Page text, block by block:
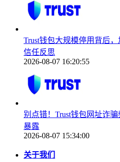
Trust钱包大规模停用背后
信任反思
2026-08-07 16:20:55
别点错！Trust钱包网址诈
暴露
2026-08-07 15:34:00
关于我们